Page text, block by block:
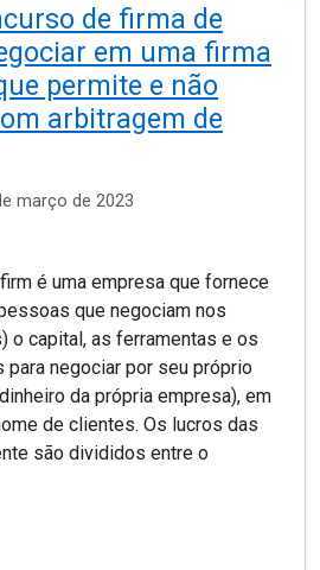
de firma de
em uma firma
permite e não
arbitragem de
março de 2023
é uma empresa que fornece
que negociam nos
o capital, as ferramentas e os
negociar por seu próprio
da própria empresa), em
de clientes. Os lucros das
são divididos entre o